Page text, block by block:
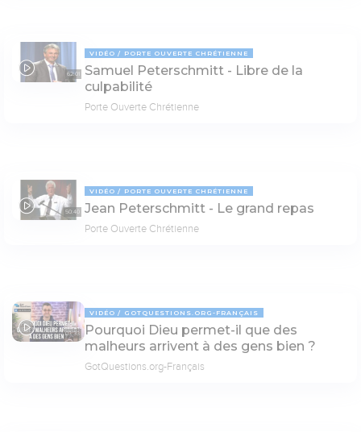
62:01
VIDÉO PORTE OUVERTE CHRÉTIENNE
Samuel Peterschmitt - Libre de la
culpabilité
Porte Ouverte Chrétienne
50:40
VIDÉO PORTE OUVERTE CHRÉTIENNE
Jean Peterschmitt - Le grand repas
Porte Ouverte Chrétienne
03:33
VIDÉO GOTQUESTIONS.ORG-FRANÇAIS
Pourquoi Dieu permet-il que des
malheurs arrivent à des gens bien ?
GotQuestions.org-Français